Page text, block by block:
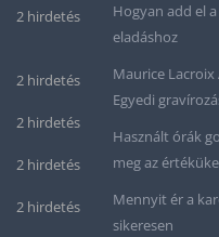
2 hirdetés
2 hirdetés
2 hirdetés
2 hirdetés
2 hirdetés
Hogyan add el
eladáshoz
Maurice
Egyedi
Használt órák
meg az
Mennyit ér a
sikeresen